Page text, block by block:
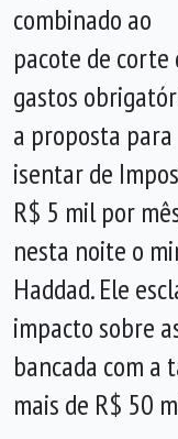
combinado ao
pacote de corte
gastos
a proposta para
isentar de
R$ 5 mil por
nesta noite o
Haddad. Ele
impacto sobre
bancada com a
mais de R$ 50